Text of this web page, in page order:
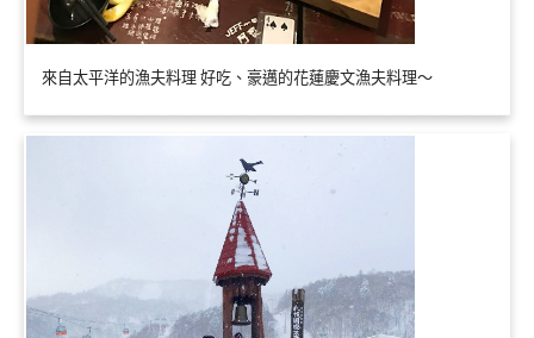
來自太平洋的漁夫料理 好吃、豪邁的花蓮慶文漁夫料理～